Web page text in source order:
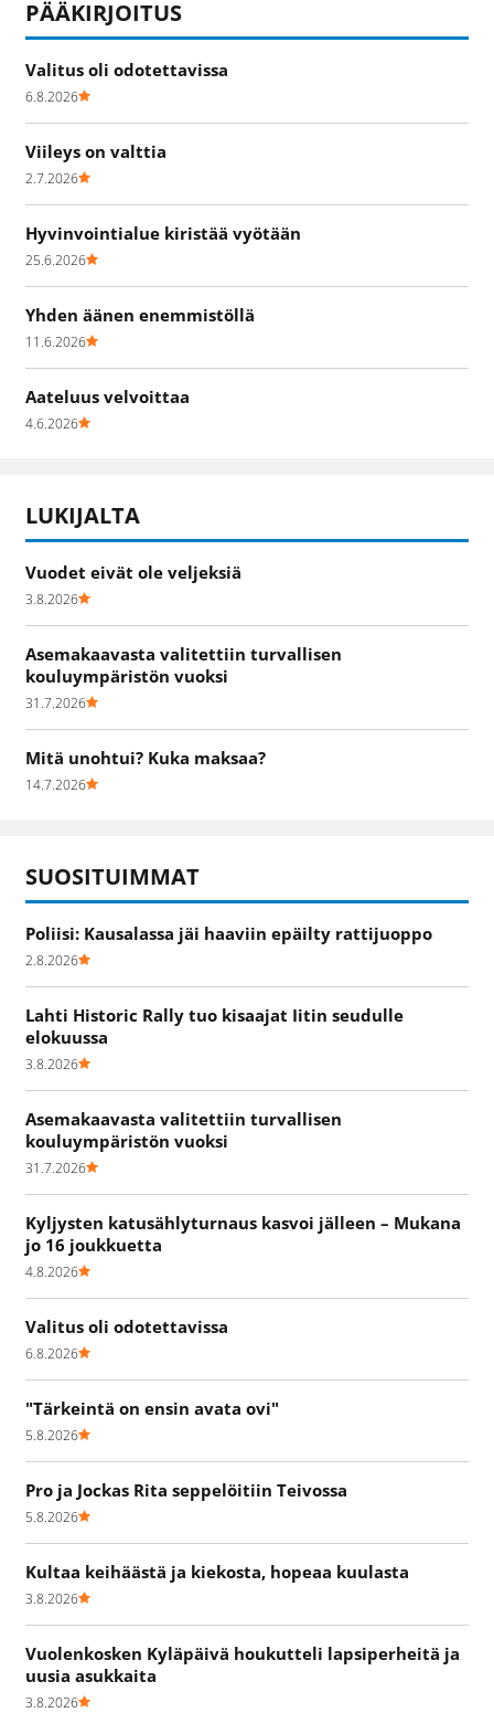
PÄÄKIRJOITUS
Valitus oli odotettavissa
6.8.2026
Viileys on valttia
2.7.2026
Hyvinvointialue kiristää vyötään
25.6.2026
Yhden äänen enemmistöllä
11.6.2026
Aateluus velvoittaa
4.6.2026
LUKIJALTA
Vuodet eivät ole veljeksiä
3.8.2026
Asemakaavasta valitettiin turvallisen
kouluympäristön vuoksi
31.7.2026
Mitä unohtui? Kuka maksaa?
14.7.2026
SUOSITUIMMAT
Poliisi: Kausalassa jäi haaviin epäilty rattijuoppo
2.8.2026
Lahti Historic Rally tuo kisaajat Iitin seudulle
elokuussa
3.8.2026
Asemakaavasta valitettiin turvallisen
kouluympäristön vuoksi
31.7.2026
Kyljysten katusählyturnaus kasvoi jälleen – Mukana
jo 16 joukkuetta
4.8.2026
Valitus oli odotettavissa
6.8.2026
"Tärkeintä on ensin avata ovi"
5.8.2026
Pro ja Jockas Rita seppelöitiin Teivossa
5.8.2026
Kultaa keihäästä ja kiekosta, hopeaa kuulasta
3.8.2026
Vuolenkosken Kyläpäivä houkutteli lapsiperheitä ja
uusia asukkaita
3.8.2026